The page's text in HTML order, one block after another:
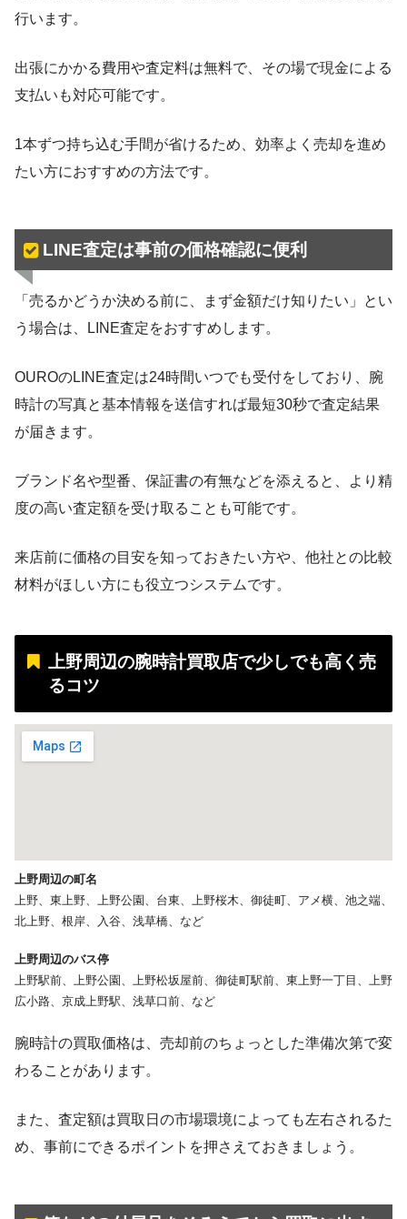
行います。
出張にかかる費用や査定料は無料で、その場で現金による
支払いも対応可能です。
1本ずつ持ち込む手間が省けるため、効率よく売却を進め
たい方におすすめの方法です。
LINE査定は事前の価格確認に便利
「売るかどうか決める前に、まず金額だけ知りたい」とい
う場合は、LINE査定をおすすめします。
OUROのLINE査定は24時間いつでも受付をしており、腕
時計の写真と基本情報を送信すれば最短30秒で査定結果
が届きます。
ブランド名や型番、保証書の有無などを添えると、より精
度の高い査定額を受け取ることも可能です。
来店前に価格の目安を知っておきたい方や、他社との比較
材料がほしい方にも役立つシステムです。
上野周辺の腕時計買取店で少しでも高く売
るコツ
上野周辺の町名
上野、東上野、上野公園、台東、上野桜木、御徒町、アメ横、池之端、
北上野、根岸、入谷、浅草橋、など
上野周辺のバス停
上野駅前、上野公園、上野松坂屋前、御徒町駅前、東上野一丁目、上野
広小路、京成上野駅、浅草口前、など
腕時計の買取価格は、売却前のちょっとした準備次第で変
わることがあります。
また、査定額は買取日の市場環境によっても左右されるた
め、事前にできるポイントを押さえておきましょう。